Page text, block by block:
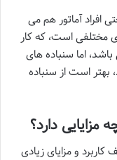
افراد آماتور هم می
مختلفی است، که کار
اما سنباده های
بهتر است از سنباده
مزایایی دارد؟
و مزایای زیادی